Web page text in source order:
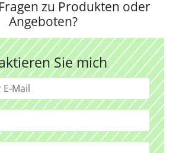
zu Produkten oder
Angeboten?
Sie mich